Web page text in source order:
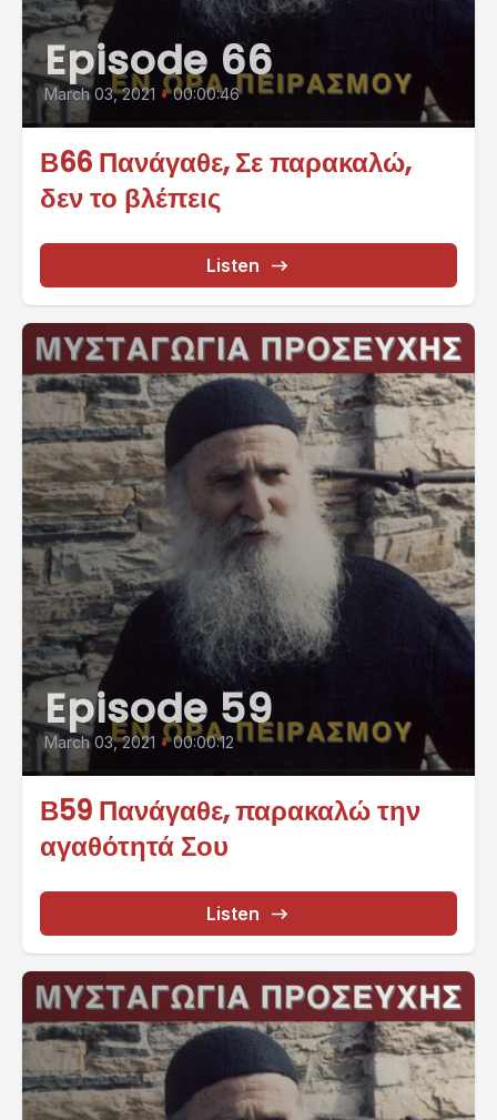
Episode 66
March 03, 2021 • 00:00:46
Β66 Πανάγαθε, Σε παρακαλώ,
δεν το βλέπεις
Listen
Episode 59
March 03, 2021 • 00:00:12
Β59 Πανάγαθε, παρακαλώ την
αγαθότητά Σου
Listen